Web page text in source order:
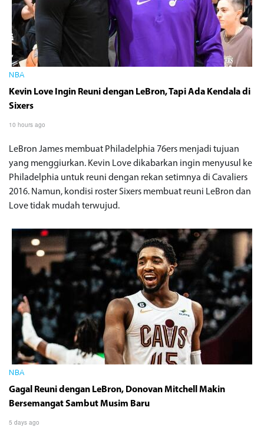
NBA
Kevin Love Ingin Reuni dengan LeBron, Tapi Ada Kendala di
Sixers
10 hours ago
LeBron James membuat Philadelphia 76ers menjadi tujuan
yang menggiurkan. Kevin Love dikabarkan ingin menyusul ke
Philadelphia untuk reuni dengan rekan setimnya di Cavaliers
2016. Namun, kondisi roster Sixers membuat reuni LeBron dan
Love tidak mudah terwujud.
NBA
Gagal Reuni dengan LeBron, Donovan Mitchell Makin
Bersemangat Sambut Musim Baru
5 days ago